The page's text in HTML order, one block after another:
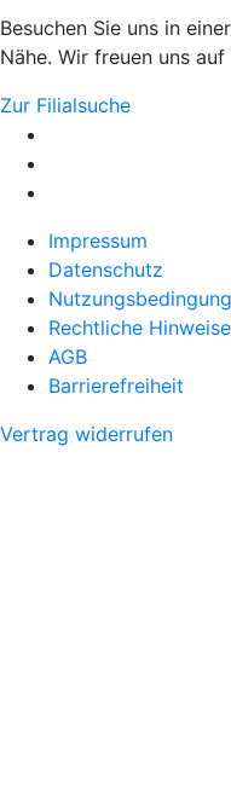
Besuchen Sie uns in
Nähe. Wir freuen uns auf
Zur Filialsuche
Impressum
Datenschutz
Rechtliche Hinweise
AGB
Barrierefreiheit
Vertrag widerrufen